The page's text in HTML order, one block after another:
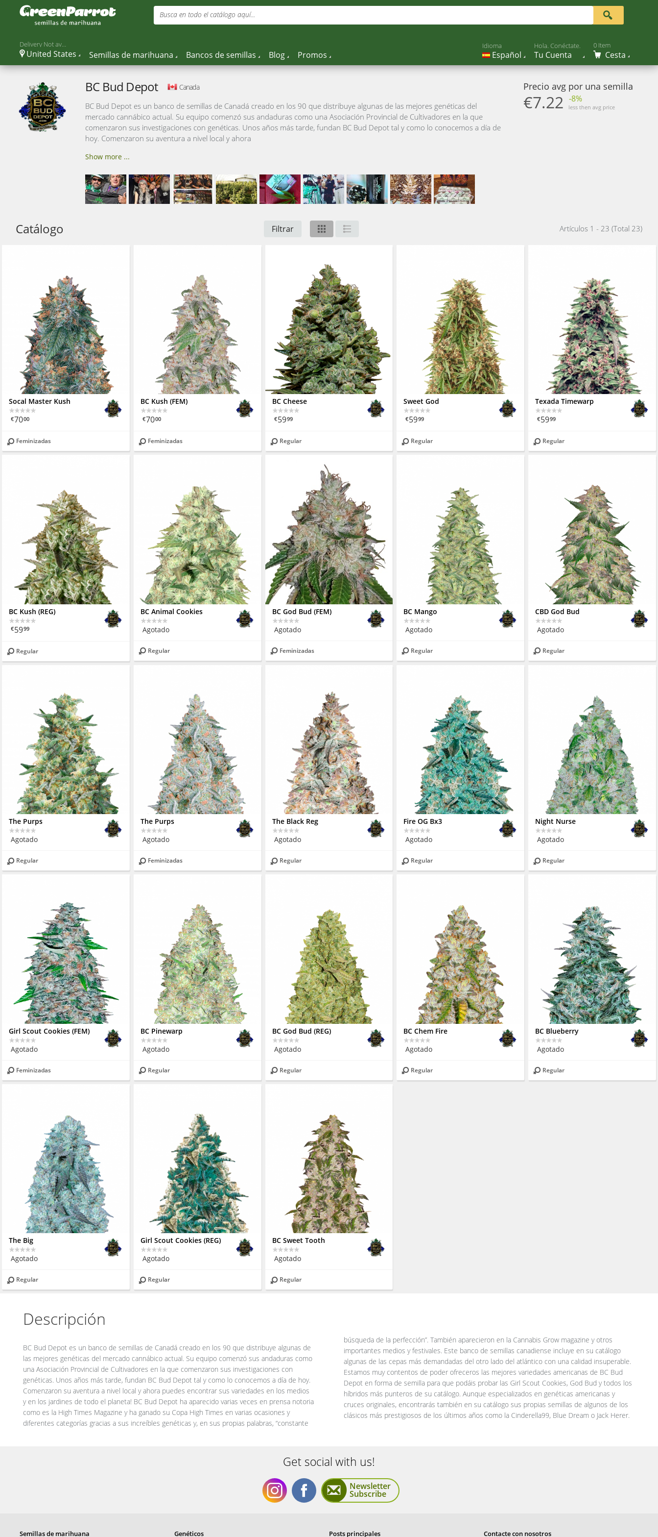
Busca en todo el catálogo aquí...
Delivery Not available
United States Semillas de marihuana Bancos de semillas Blog Promos
Idioma
Español
Hola. Conéctate.
Tu Cuenta
0 Item
Cesta
BC Bud Depot Canada
BC Bud Depot es un banco de semillas de Canadá creado en los 90 que distribuye algunas de las mejores genéticas del
mercado cannábico actual. Su equipo comenzó sus andaduras como una Asociación Provincial de Cultivadores en la que
comenzaron sus investigaciones con genéticas. Unos años más tarde, fundan BC Bud Depot tal y como lo conocemos a día de
hoy. Comenzaron su aventura a nivel local y ahora
Show more ...
Precio avg por una semilla
€7.22 -8%
less then avg price
Catálogo Filtrar Artículos 1 - 23 (Total 23)
Socal Master Kush
€7000
Feminizadas
BC Kush (FEM)
€7000
Feminizadas
BC Cheese
€5999
Regular
Sweet God
€5999
Regular
Texada Timewarp
€5999
Regular
BC Kush (REG)
€5999
Regular
BC Animal Cookies
Agotado
Regular
BC God Bud (FEM)
Agotado
Feminizadas
BC Mango
Agotado
Regular
CBD God Bud
Agotado
Regular
The Purps
Agotado
Regular
The Purps
Agotado
Feminizadas
The Black Reg
Agotado
Regular
Fire OG Bx3
Agotado
Regular
Night Nurse
Agotado
Regular
Girl Scout Cookies (FEM)
Agotado
Feminizadas
BC Pinewarp
Agotado
Regular
BC God Bud (REG)
Agotado
Regular
BC Chem Fire
Agotado
Regular
BC Blueberry
Agotado
Regular
The Big
Agotado
Regular
Girl Scout Cookies (REG)
Agotado
Regular
BC Sweet Tooth
Agotado
Regular
Descripción
BC Bud Depot es un banco de semillas de Canadá creado en los 90 que distribuye algunas de
las mejores genéticas del mercado cannábico actual. Su equipo comenzó sus andaduras como
una Asociación Provincial de Cultivadores en la que comenzaron sus investigaciones con
genéticas. Unos años más tarde, fundan BC Bud Depot tal y como lo conocemos a día de hoy.
Comenzaron su aventura a nivel local y ahora puedes encontrar sus variedades en los medios
y en los jardines de todo el planeta! BC Bud Depot ha aparecido varias veces en prensa notoria
como es la High Times Magazine y ha ganado su Copa High Times en varias ocasiones y
diferentes categorías gracias a sus increíbles genéticas y, en sus propias palabras, “constante
búsqueda de la perfección”. También aparecieron en la Cannabis Grow magazine y otros
importantes medios y festivales. Este banco de semillas canadiense incluye en su catálogo
algunas de las cepas más demandadas del otro lado del atlántico con una calidad insuperable.
Estamos muy contentos de poder ofreceros las mejores variedades americanas de BC Bud
Depot en forma de semilla para que podáis probar las Girl Scout Cookies, God Bud y todos los
híbridos más punteros de su catálogo. Aunque especializados en genéticas americanas y
cruces originales, encontrarás también en su catálogo sus propias semillas de algunos de los
clásicos más prestigiosos de los últimos años como la Cinderella99, Blue Dream o Jack Herer.
Get social with us!
Newsletter
Subscribe
Semillas de marihuana Genéticos Posts principales Contacte con nosotros